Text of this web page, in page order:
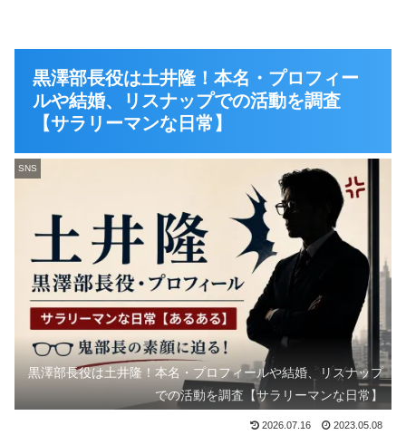
黒澤部長役は土井隆！本名・プロフィー
ルや結婚、リスナップでの活動を調査
【サラリーマンな日常】
SNS
黒澤部長役は土井隆！本名・プロフィールや結婚、リスナップ
での活動を調査【サラリーマンな日常】
2026.07.16 2023.05.08